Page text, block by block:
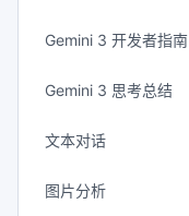
Gemini 3 开发者指南
Gemini 3 思考总结
文本对话
图片分析